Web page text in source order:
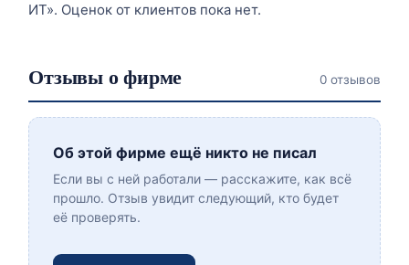
ИТ». Оценок от клиентов пока нет.
Отзывы о фирме 0 отзывов
Об этой фирме ещё никто не писал
Если вы с ней работали — расскажите, как всё
прошло. Отзыв увидит следующий, кто будет
её проверять.